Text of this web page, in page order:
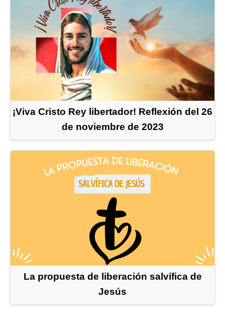
¡Viva Cristo Rey libertador! Reflexión del 26
de noviembre de 2023
La propuesta de liberación salvífica de
Jesús